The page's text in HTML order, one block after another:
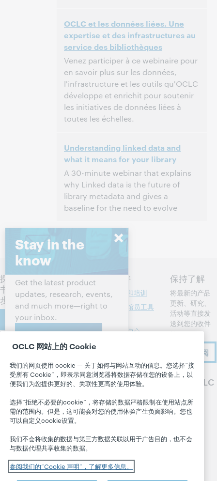
North America [UTC -5]
该活动已结束。.查看档案.
OCLC et les données liées. Une
expertise et des infrastructures au
service des bibliothèques
Venez participer à ce webinaire pour
en savoir plus sur les données,
l'infrastructure et les outils qu'OCLC
développe et enrichit pour soutenir
les initiatives de données liées à
toutes les échelles.
该活动已结束。.查看档案.
Understanding linked data and
what it means for your library
A 30-minute webinar that explains
why Linked data is the future of
library metadata and gives a
baseline for the need to evolve
时间:2:00 下午 – 2:30 下午 Eastern Standard Time,
North America [UTC -5]
Stay in the
know
Get the latest product
updates, research, events,
and much more—right to
your inbox.
Subscribe now
探讨您的图
书馆的下一
步行动
联系我们
关于
关于 OCLC
职业
财务状况
领导团队
成员
信任中心
产品
检索和咨询
图书馆管理
元数据
会员的事迹
所有产品和服务
了解
WebJunction
活动
按需举办网络
研讨会
支持
支持和培训
图书馆员工具
社区中心
系统状态面板
博客
Next 博客
President's
blog
保持了解
将最新的产品
更新、研究、
活动等直接发
送到您的收件
箱。
现在订阅
关注 OCLC
OCLC 网站上的 Cookie
我们的网页使用 cookie — 关于如何与网站互动的信息。您选择“接
受所有 Cookie”，即表示同意浏览器将数据存储在您的设备上，以
便我们为您提供更好的、关联性更高的使用体验。
选择“拒绝不必要的cookie”，将存储的数据严格限制在使用站点所
需的范围内。但是，这可能会对您的使用体验产生负面影响。您也
可以自定义cookie设置。
我们不会将收集的数据与第三方数据关联以用于广告目的，也不会
与数据代理共享收集的数据。
参阅我们的“Cookie 声明”，了解更多信息。